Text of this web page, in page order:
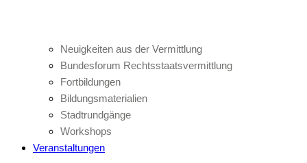
Neuigkeiten aus der Vermittlung
Bundesforum Rechtsstaatsvermittlung
Fortbildungen
Bildungsmaterialien
Stadtrundgänge
Workshops
Veranstaltungen